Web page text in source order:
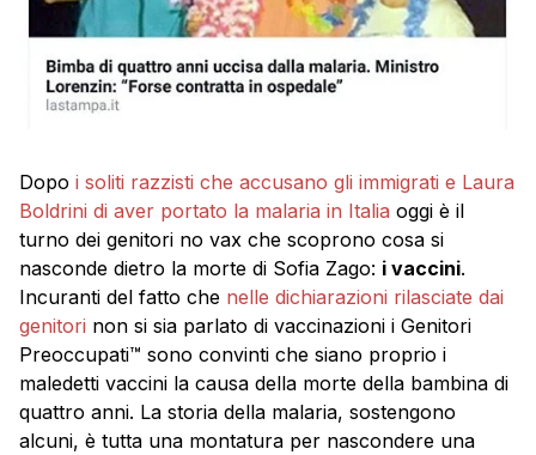
Dopo i soliti razzisti che accusano gli immigrati e Laura
Boldrini di aver portato la malaria in Italia oggi è il
turno dei genitori no vax che scoprono cosa si
nasconde dietro la morte di Sofia Zago: i vaccini.
Incuranti del fatto che nelle dichiarazioni rilasciate dai
genitori non si sia parlato di vaccinazioni i Genitori
Preoccupati™ sono convinti che siano proprio i
maledetti vaccini la causa della morte della bambina di
quattro anni. La storia della malaria, sostengono
alcuni, è tutta una montatura per nascondere una